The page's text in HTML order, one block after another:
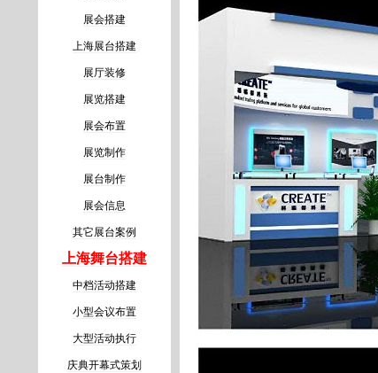
展会搭建
上海展台搭建
展厅装修
展览搭建
展会布置
展览制作
展台制作
展会信息
其它展台案例
上海舞台搭建
中档活动搭建
小型会议布置
大型活动执行
庆典开幕式策划